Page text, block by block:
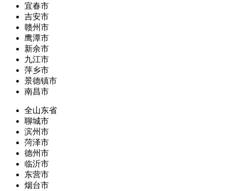
宜春市
吉安市
赣州市
鹰潭市
新余市
九江市
萍乡市
景德镇市
南昌市
全山东省
聊城市
滨州市
菏泽市
德州市
临沂市
东营市
烟台市